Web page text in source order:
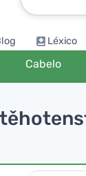
Léxico
Cabelo